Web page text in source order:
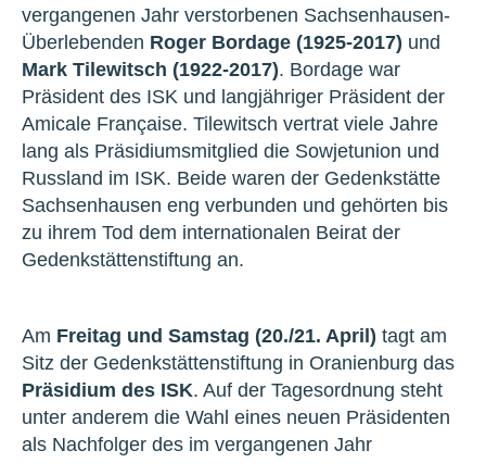
vergangenen Jahr verstorbenen Sachsenhausen-
Überlebenden Roger Bordage (1925-2017) und
Mark Tilewitsch (1922-2017). Bordage war
Präsident des ISK und langjähriger Präsident der
Amicale Française. Tilewitsch vertrat viele Jahre
lang als Präsidiumsmitglied die Sowjetunion und
Russland im ISK. Beide waren der Gedenkstätte
Sachsenhausen eng verbunden und gehörten bis
zu ihrem Tod dem internationalen Beirat der
Gedenkstättenstiftung an.
Am Freitag und Samstag (20./21. April) tagt am
Sitz der Gedenkstättenstiftung in Oranienburg das
Präsidium des ISK. Auf der Tagesordnung steht
unter anderem die Wahl eines neuen Präsidenten
als Nachfolger des im vergangenen Jahr